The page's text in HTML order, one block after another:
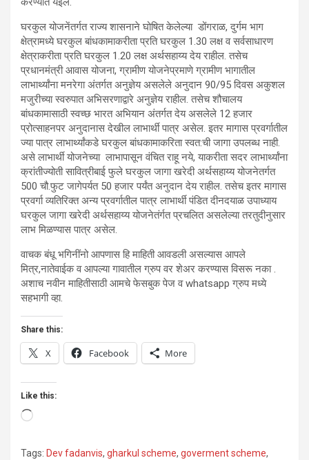
घरकुल योजनेंतर्गत राज्य शासनाने घोषित केलेल्या डोंगराळ, दुर्गम भाग
क्षेत्रामध्ये घरकुल बांधकामाकरीता प्रति घरकुल 1.30 लक्ष व सर्वसाधारण
क्षेत्राकरीता प्रति घरकुल 1.20 लक्ष अर्थसहाय्य देय राहील. तसेच
प्रधानमंत्री आवास योजना, ग्रामीण योजनेप्रमाणे ग्रामीण भागातील
लाभार्थ्यांना मनरेगा अंतर्गत अनुज्ञेय असलेले अनुदान 90/95 दिवस अकुशल
मजुरीच्या स्वरुपात अभिसरणाद्वारे अनुज्ञेय राहील. तसेच शौचालय
बांधकामासाठी स्वच्छ भारत अभियान अंतर्गत देय असलेले 12 हजार
प्रोत्साहनपर अनुदानास देखील लाभार्थी पात्र असेल. इतर मागास प्रवर्गातील
ज्या पात्र लाभार्थ्यांकडे घरकुल बांधकामाकरिता स्वत:ची जागा उपलब्ध नाही.
असे लाभार्थी योजनेच्या लाभापासून वंचित राहू नये, याकरीता सदर लाभार्थ्यांना
क्रांतीज्योती सावित्रीबाई फुले घरकुल जागा खरेदी अर्थसहाय्य योजनेतर्गत
500 चौ.फुट जागेपर्यत 50 हजार पर्यंत अनुदान देय राहील. तसेच इतर मागास
प्रवर्गा व्यतिरिक्त अन्य प्रवर्गातील पात्र लाभार्थी पंडित दीनदयाळ उपाध्याय
घरकुल जागा खरेदी अर्थसहाय्य योजनेतंर्गत प्रचलित असलेल्या तरतुदीनुसार
लाभ मिळण्यास पात्र असेल.
वाचक बंधू भगिनींनो आपणास हि माहिती आवडली असल्यास आपले
मित्र,नातेवाईक व आपल्या गावातील ग्रुप वर शेअर करण्यास विसरू नका .
अशाच नवीन माहितीसाठी आमचे फेसबुक पेज व whatsapp ग्रुप मध्ये
सहभागी व्हा.
Share this:
X Facebook More
Like this:
Loading…
Tags: Dev fadanvis, gharkul scheme, goverment scheme,